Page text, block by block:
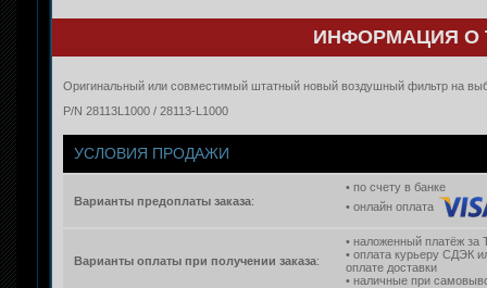
ИНФОРМАЦИЯ О
Оригинальный или совместимый штатный новый воздушный фильтр на
P/N 28113L1000 / 28113-L1000
УСЛОВИЯ ПРОДАЖИ
Варианты предоплаты заказа:
• по счету в банке
• онлайн оплата
Варианты оплаты при получении заказа:
• наложенный платёж за
• оплата курьеру СДЭК
оплате доставки
• наличные при